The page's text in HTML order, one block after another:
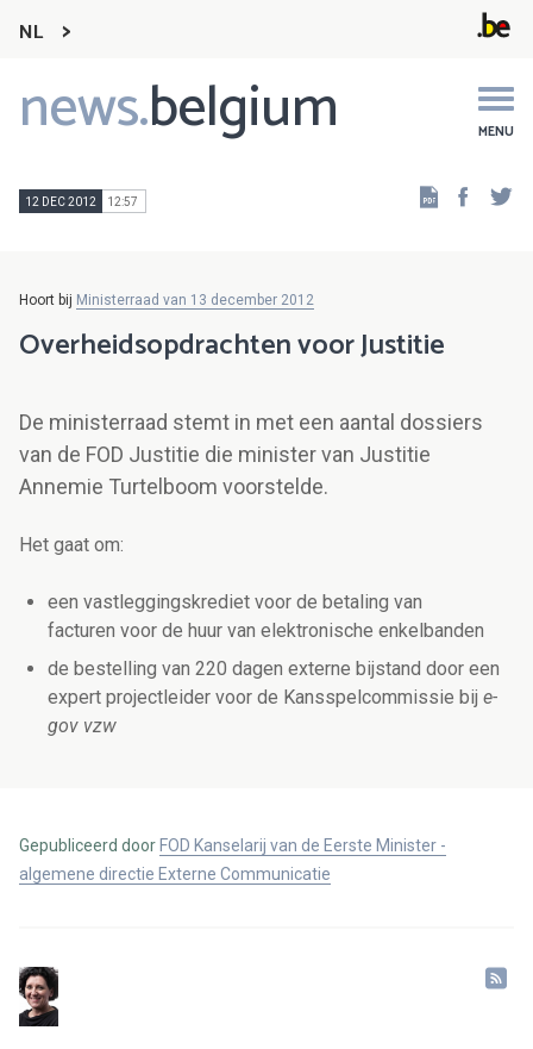
NL
news.belgium MENU
Main
navigation
12 DEC 2012 12:57
Hoort bij Ministerraad van 13 december 2012
Overheidsopdrachten voor Justitie
De ministerraad stemt in met een aantal dossiers
van de FOD Justitie die minister van Justitie
Annemie Turtelboom voorstelde.
Het gaat om:
een vastleggingskrediet voor de betaling van
facturen voor de huur van elektronische enkelbanden
de bestelling van 220 dagen externe bijstand door een
expert projectleider voor de Kansspelcommissie bij e-
gov vzw
Gepubliceerd door FOD Kanselarij van de Eerste Minister -
algemene directie Externe Communicatie